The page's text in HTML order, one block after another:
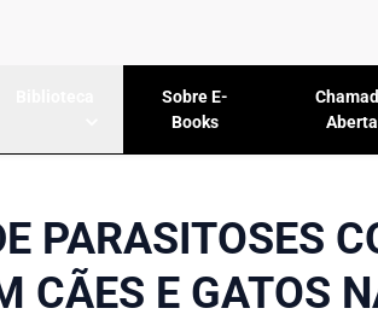
Sobre E-
Books
PARASITOSES
CÃES E GATOS